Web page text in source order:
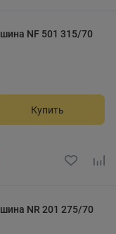
NF 501 315/70
Купить
NR 201 275/70